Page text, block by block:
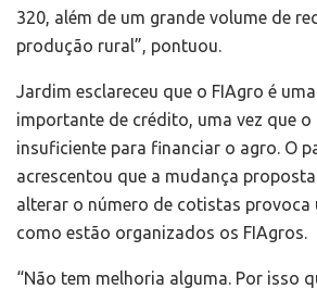
320, além de um grande volume de
produção rural”, pontuou.
Jardim esclareceu que o FIAgro é
importante de crédito, uma vez que o
insuficiente para financiar o agro. O
acrescentou que a mudança
alterar o número de cotistas provoca
como estão organizados os FIAgros.
“Não tem melhoria alguma. Por isso